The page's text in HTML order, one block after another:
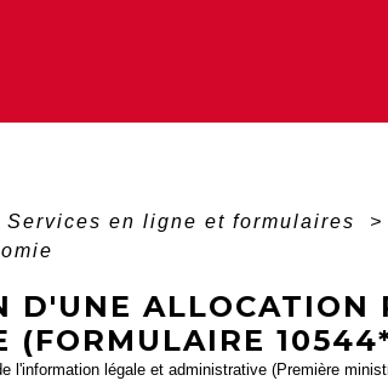
Services en ligne et formulaires >
D'UNE ALLOCATION
(FORMULAIRE
l'information légale et administrative (Première